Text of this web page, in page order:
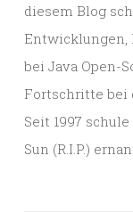
diesem Blog
Entwicklungen,
bei Java Open-
Fortschritte bei
Seit 1997
Sun (R.I.P.)